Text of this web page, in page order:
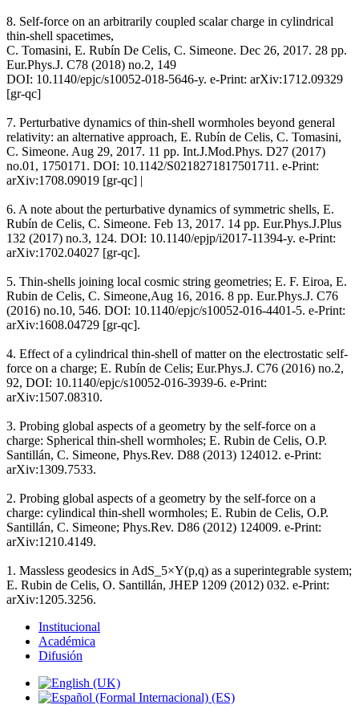
8. Self-force on an arbitrarily coupled scalar charge in cylindrical
thin-shell spacetimes,
C. Tomasini, E. Rubín De Celis, C. Simeone. Dec 26, 2017. 28 pp.
Eur.Phys.J. C78 (2018) no.2, 149
DOI: 10.1140/epjc/s10052-018-5646-y. e-Print: arXiv:1712.09329
[gr-qc]
7. Perturbative dynamics of thin-shell wormholes beyond general
relativity: an alternative approach, E. Rubín de Celis, C. Tomasini,
C. Simeone. Aug 29, 2017. 11 pp. Int.J.Mod.Phys. D27 (2017)
no.01, 1750171. DOI: 10.1142/S0218271817501711. e-Print:
arXiv:1708.09019 [gr-qc] |
6. A note about the perturbative dynamics of symmetric shells, E.
Rubín de Celis, C. Simeone. Feb 13, 2017. 14 pp. Eur.Phys.J.Plus
132 (2017) no.3, 124. DOI: 10.1140/epjp/i2017-11394-y. e-Print:
arXiv:1702.04027 [gr-qc].
5. Thin-shells joining local cosmic string geometries; E. F. Eiroa, E.
Rubin de Celis, C. Simeone,Aug 16, 2016. 8 pp. Eur.Phys.J. C76
(2016) no.10, 546. DOI: 10.1140/epjc/s10052-016-4401-5. e-Print:
arXiv:1608.04729 [gr-qc].
4. Effect of a cylindrical thin-shell of matter on the electrostatic self-
force on a charge; E. Rubín de Celis; Eur.Phys.J. C76 (2016) no.2,
92, DOI: 10.1140/epjc/s10052-016-3939-6. e-Print:
arXiv:1507.08310.
3. Probing global aspects of a geometry by the self-force on a
charge: Spherical thin-shell wormholes; E. Rubin de Celis, O.P.
Santillán, C. Simeone, Phys.Rev. D88 (2013) 124012. e-Print:
arXiv:1309.7533.
2. Probing global aspects of a geometry by the self-force on a
charge: cylindical thin-shell wormholes; E. Rubin de Celis, O.P.
Santillán, C. Simeone; Phys.Rev. D86 (2012) 124009. e-Print:
arXiv:1210.4149.
1. Massless geodesics in AdS_5×Y(p,q) as a superintegrable system;
E. Rubin de Celis, O. Santillán, JHEP 1209 (2012) 032. e-Print:
arXiv:1205.3256.
Institucional
Académica
Difusión